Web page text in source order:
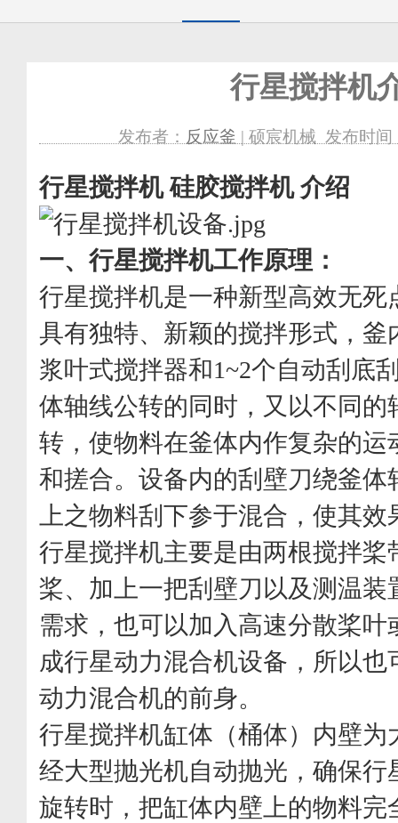
行星搅拌机
发布者： 反应釜 | 硕宸机械 发布时间
行星搅拌机 硅胶搅拌机 介绍
一、 行星搅拌机工作原理：
行星搅拌机是一种新型高效无死
具有独特、新颖的搅拌形式，釜
浆叶式搅拌器和1~2个自动刮底
体轴线公转的同时，又以不同的
转，使物料在釜体内作复杂的运
和搓合。设备内的刮壁刀绕釜体
上之物料刮下参于混合，使其效
行星搅拌机主要是由两根搅拌桨
桨、加上一把刮壁刀以及测温装
需求，也可以加入高速分散桨
成行星动力混合机设备，所以
动力混合机的前身。
行星搅拌机缸体（桶体）内壁为
经大型抛光机自动抛光，确保行
旋转时，把缸体内壁上的物料完